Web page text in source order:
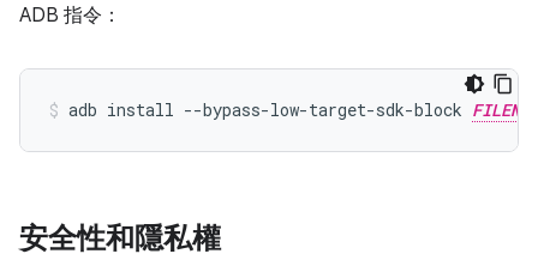
ADB 指令：
adb install --bypass-low-target-sdk-block
安全性和隱私權